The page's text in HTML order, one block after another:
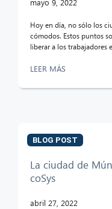
mayo 9, 2022
Hoy en día, no sólo los
cómodos. Estos puntos
liberar a los trabajadores
LEER MÁS
BLOG POST
La ciudad de
coSys
abril 27, 2022